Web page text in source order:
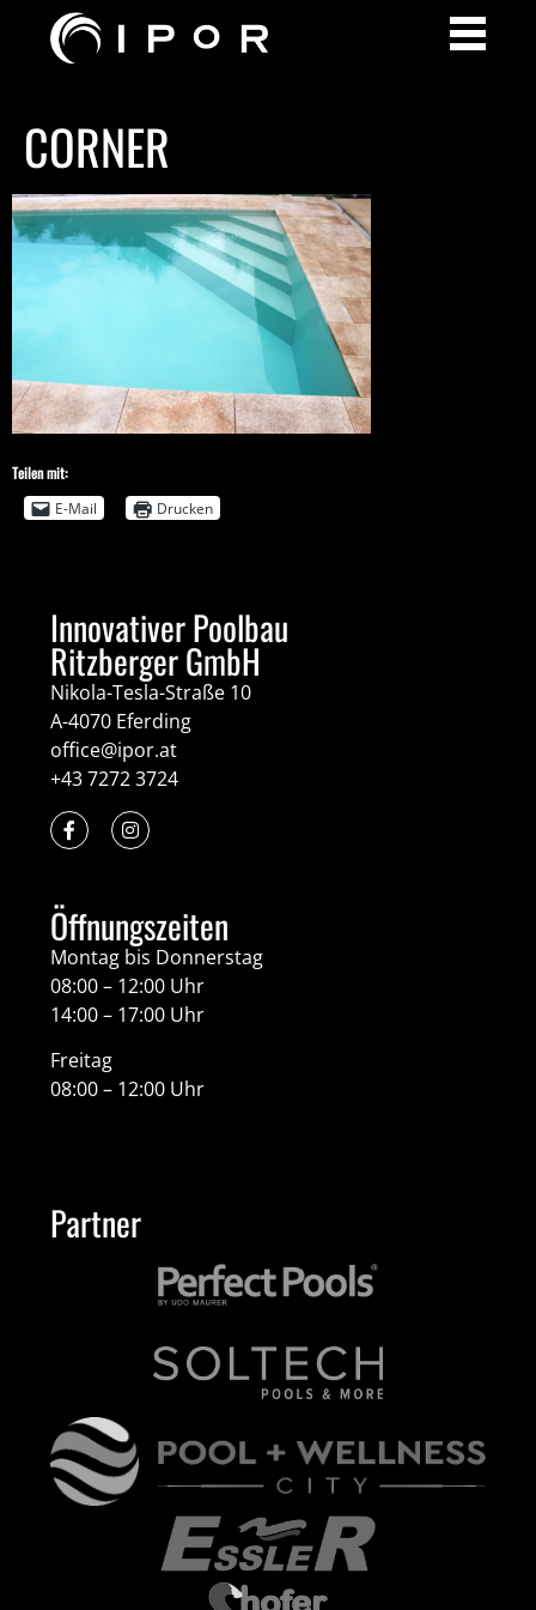
CORNER
Teilen mit:
E-Mail
Drucken
Innovativer Poolbau
Ritzberger GmbH
Nikola-Tesla-Straße 10
A-4070 Eferding
office@ipor.at
+43 7272 3724
Öffnungszeiten
Montag bis Donnerstag
08:00 – 12:00 Uhr
14:00 – 17:00 Uhr
Freitag
08:00 – 12:00 Uhr
Partner